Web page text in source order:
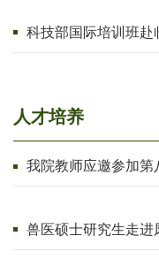
科技部国际培训班赴
共话草食畜牧业高质
人才培养
我院教师应邀参加第
究中心智慧教学研讨
兽医硕士研究生走进
实践教学